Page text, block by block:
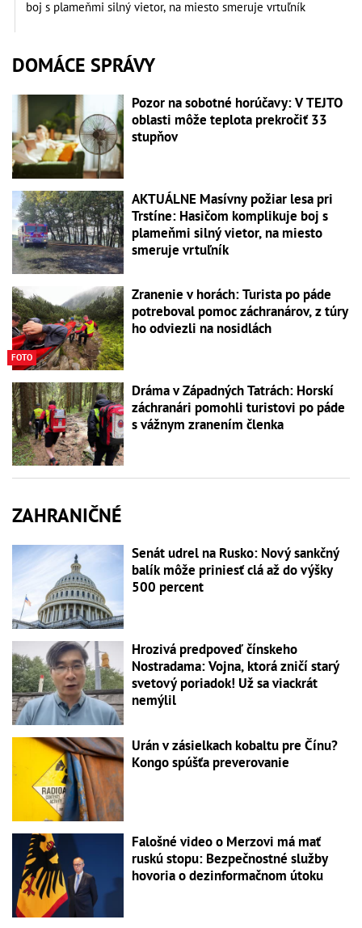
boj s plameňmi silný vietor, na miesto smeruje vrtuľník
DOMÁCE SPRÁVY
Pozor na sobotné horúčavy: V TEJTO
oblasti môže teplota prekročiť 33
stupňov
AKTUÁLNE Masívny požiar lesa pri
Trstíne: Hasičom komplikuje boj s
plameňmi silný vietor, na miesto
smeruje vrtuľník
FOTO
Zranenie v horách: Turista po páde
potreboval pomoc záchranárov, z túry
ho odviezli na nosidlách
Dráma v Západných Tatrách: Horskí
záchranári pomohli turistovi po páde
s vážnym zranením členka
ZAHRANIČNÉ
Senát udrel na Rusko: Nový sankčný
balík môže priniesť clá až do výšky
500 percent
Hrozivá predpoveď čínskeho
Nostradama: Vojna, ktorá zničí starý
svetový poriadok! Už sa viackrát
nemýlil
Urán v zásielkach kobaltu pre Čínu?
Kongo spúšťa preverovanie
Falošné video o Merzovi má mať
ruskú stopu: Bezpečnostné služby
hovoria o dezinformačnom útoku